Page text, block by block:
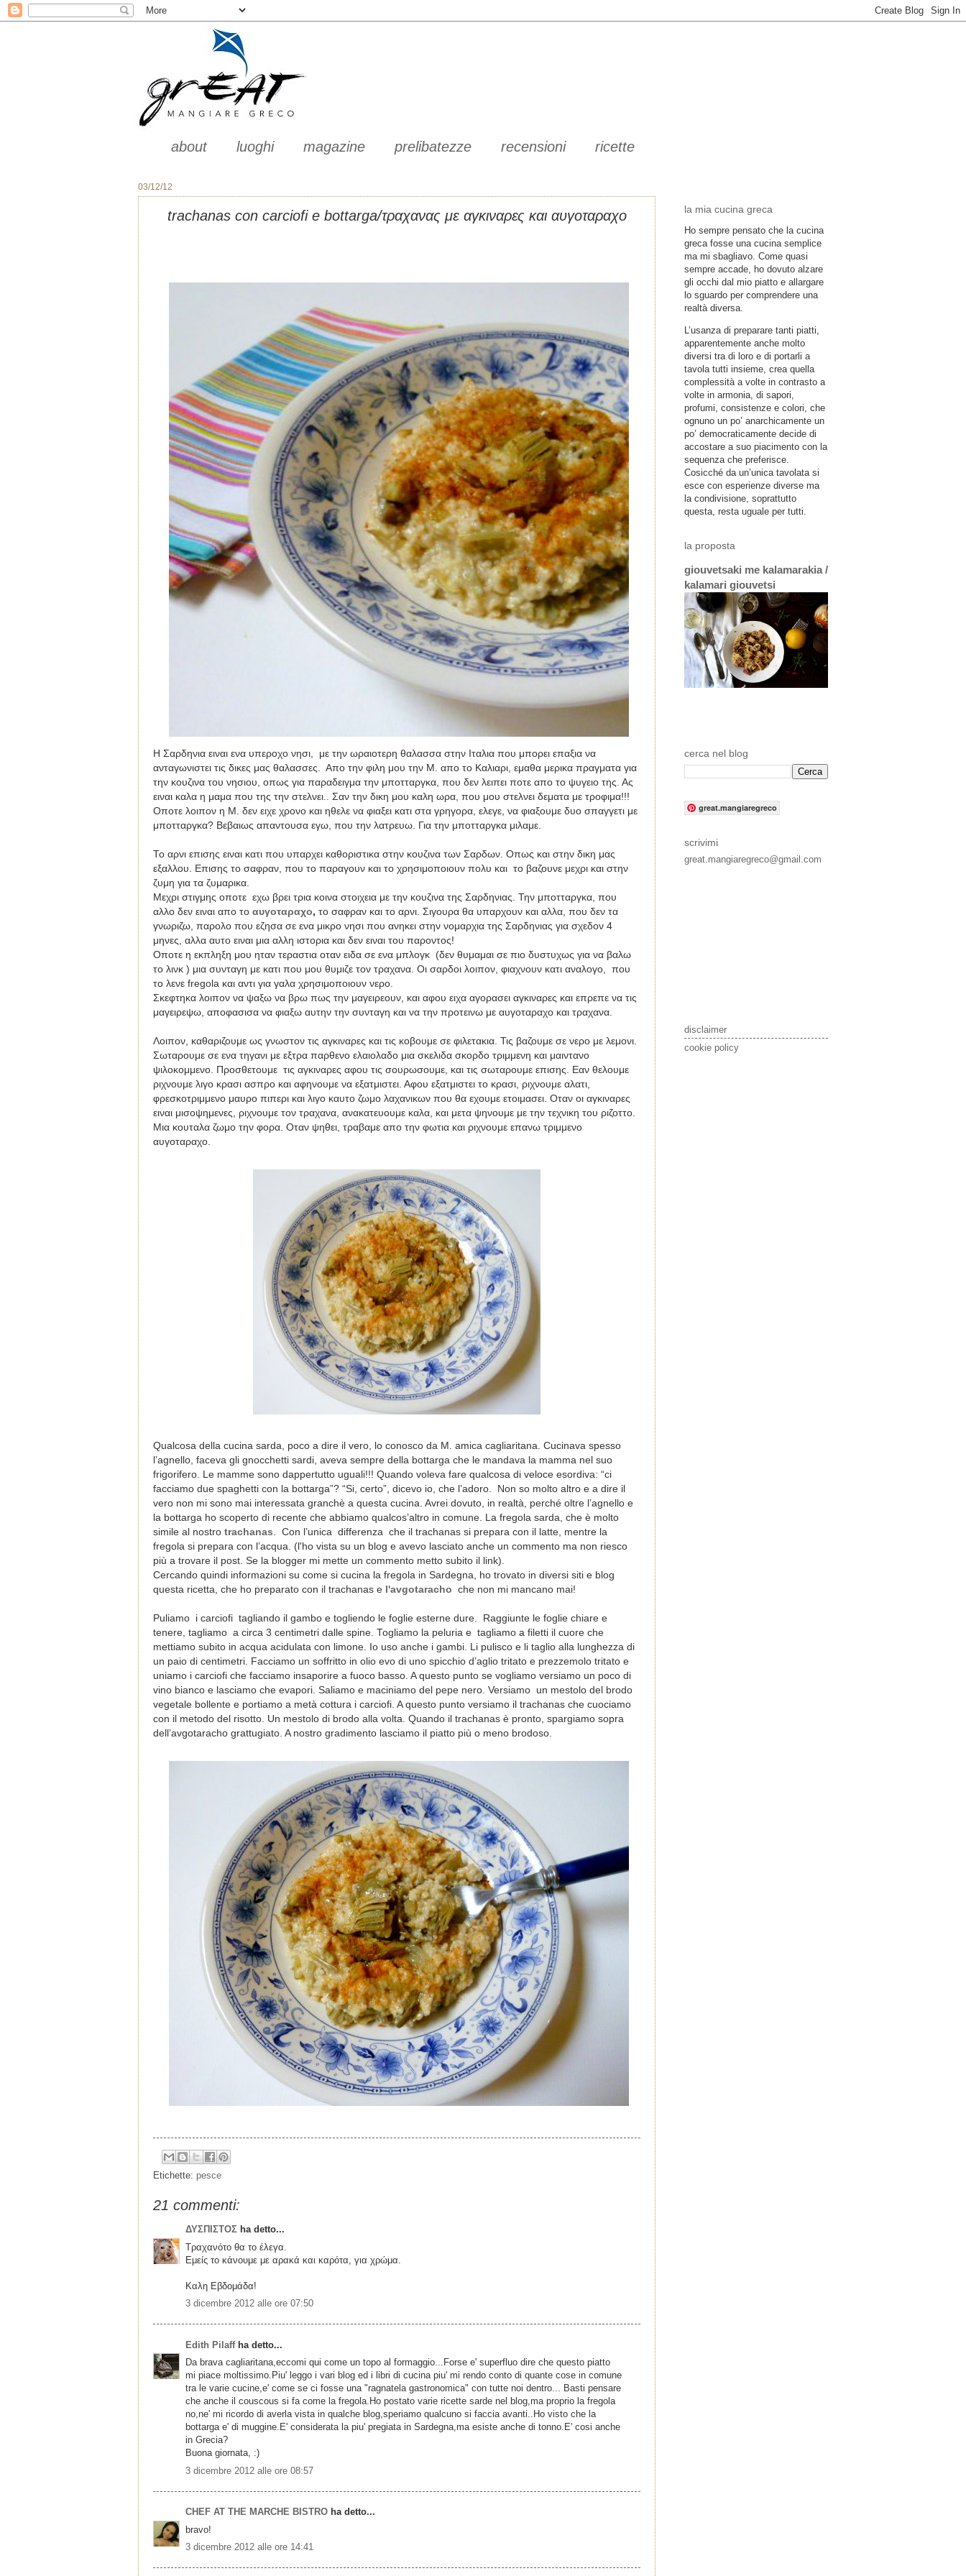
about luoghi magazine prelibatezze recensioni ricette
03/12/12
trachanas con carciofi e bottarga/τραχανας με αγκιναρες και αυγοταραχο
Η Σαρδηνια ειναι ενα υπεροχο νησι, με την ωραιοτερη θαλασσα στην Ιταλια που μπορει επαξια να
ανταγωνιστει τις δικες μας θαλασσες. Απο την φιλη μου την Μ. απο το Καλιαρι, εμαθα μερικα πραγματα για
την κουζινα του νησιου, οπως για παραδειγμα την μποτταργκα, που δεν λειπει ποτε απο το ψυγειο της. Ας
ειναι καλα η μαμα που της την στελνει.. Σαν την δικη μου καλη ωρα, που μου στελνει δεματα με τροφιμα!!!
Οποτε λοιπον η Μ. δεν ειχε χρονο και ηθελε να φιαξει κατι στα γρηγορα, ελεγε, να φιαξουμε δυο σπαγγετι με
μποτταργκα? Bεβαιως απαντουσα εγω, που την λατρευω. Για την μποτταργκα μιλαμε.
Το αρνι επισης ειναι κατι που υπαρχει καθοριστικα στην κουζινα των Σαρδων. Οπως και στην δικη μας
εξαλλου. Επισης το σαφραν, που το παραγουν και το χρησιμοποιουν πολυ και το βαζουνε μεχρι και στην
ζυμη για τα ζυμαρικα.
Mεχρι στιγμης οποτε εχω βρει τρια κοινα στοιχεια με την κουζινα της Σαρδηνιας. Την μποτταργκα, που
αλλο δεν ειναι απο το αυγοταραχο, το σαφραν και το αρνι. Σιγουρα θα υπαρχουν και αλλα, που δεν τα
γνωριζω, παρολο που εζησα σε ενα μικρο νησι που ανηκει στην νομαρχια της Σαρδηνιας για σχεδον 4
μηνες, αλλα αυτο ειναι μια αλλη ιστορια και δεν ειναι του παροντος!
Οποτε η εκπληξη μου ηταν τεραστια οταν ειδα σε ενα μπλογκ (δεν θυμαμαι σε πιο δυστυχως για να βαλω
το λινκ ) μια συνταγη με κατι που μου θυμιζε τον τραχανα. Οι σαρδοι λοιπον, φιαχνουν κατι αναλογο, που
το λενε fregola και αντι για γαλα χρησιμοποιουν νερο.
Σκεφτηκα λοιπον να ψαξω να βρω πως την μαγειρεουν, και αφου ειχα αγορασει αγκιναρες και επρεπε να τις
μαγειρεψω, αποφασισα να φιαξω αυτην την συνταγη και να την προτεινω με αυγοταραχο και τραχανα.
Λοιπον, καθαριζουμε ως γνωστον τις αγκιναρες και τις κοβουμε σε φιλετακια. Τις βαζουμε σε νερο με λεμονι.
Σωταρουμε σε ενα τηγανι με εξτρα παρθενο ελαιολαδο μια σκελιδα σκορδο τριμμενη και μαιντανο
ψιλοκομμενο. Προσθετουμε τις αγκιναρες αφου τις σουρωσουμε, και τις σωταρουμε επισης. Εαν θελουμε
ριχνουμε λιγο κρασι ασπρο και αφηνουμε να εξατμιστει. Αφου εξατμιστει το κρασι, ριχνουμε αλατι,
φρεσκοτριμμενο μαυρο πιπερι και λιγο καυτο ζωμο λαχανικων που θα εχουμε ετοιμασει. Οταν οι αγκιναρες
ειναι μισοψημενες, ριχνουμε τον τραχανα, ανακατευουμε καλα, και μετα ψηνουμε με την τεχνικη του ριζοττο.
Μια κουταλα ζωμο την φορα. Οταν ψηθει, τραβαμε απο την φωτια και ριχνουμε επανω τριμμενο
αυγοταραχο.
Qualcosa della cucina sarda, poco a dire il vero, lo conosco da M. amica cagliaritana. Cucinava spesso
l’agnello, faceva gli gnocchetti sardi, aveva sempre della bottarga che le mandava la mamma nel suo
frigorifero. Le mamme sono dappertutto uguali!!! Quando voleva fare qualcosa di veloce esordiva: “ci
facciamo due spaghetti con la bottarga”? “Si, certo”, dicevo io, che l’adoro. Non so molto altro e a dire il
vero non mi sono mai interessata granchè a questa cucina. Avrei dovuto, in realtà, perché oltre l’agnello e
la bottarga ho scoperto di recente che abbiamo qualcos’altro in comune. La fregola sarda, che è molto
simile al nostro trachanas . Con l’unica differenza che il trachanas si prepara con il latte, mentre la
fregola si prepara con l’acqua. (l'ho vista su un blog e avevo lasciato anche un commento ma non riesco
più a trovare il post. Se la blogger mi mette un commento metto subito il link).
Cercando quindi informazioni su come si cucina la fregola in Sardegna, ho trovato in diversi siti e blog
questa ricetta, che ho preparato con il trachanas e l'avgotaracho che non mi mancano mai!
Puliamo i carciofi tagliando il gambo e togliendo le foglie esterne dure. Raggiunte le foglie chiare e
tenere, tagliamo a circa 3 centimetri dalle spine. Togliamo la peluria e tagliamo a filetti il cuore che
mettiamo subito in acqua acidulata con limone. Io uso anche i gambi. Li pulisco e li taglio alla lunghezza di
un paio di centimetri. Facciamo un soffritto in olio evo di uno spicchio d’aglio tritato e prezzemolo tritato e
uniamo i carciofi che facciamo insaporire a fuoco basso. A questo punto se vogliamo versiamo un poco di
vino bianco e lasciamo che evapori. Saliamo e maciniamo del pepe nero. Versiamo un mestolo del brodo
vegetale bollente e portiamo a metà cottura i carciofi. A questo punto versiamo il trachanas che cuociamo
con il metodo del risotto. Un mestolo di brodo alla volta. Quando il trachanas è pronto, spargiamo sopra
dell’avgotaracho grattugiato. A nostro gradimento lasciamo il piatto più o meno brodoso.
Etichette: pesce
21 commenti:
ΔΥΣΠΙΣΤΟΣ ha detto...
Τραχανότο θα το έλεγα.
Εμείς το κάνουμε με αρακά και καρότα, για χρώμα.
Καλη Εβδομάδα!
3 dicembre 2012 alle ore 07:50
Edith Pilaffha detto...
Da brava cagliaritana,eccomi qui come un topo al formaggio...Forse e' superfluo dire che questo piatto
mi piace moltissimo.Piu' leggo i vari blog ed i libri di cucina piu' mi rendo conto di quante cose in comune
tra le varie cucine,e' come se ci fosse una "ragnatela gastronomica" con tutte noi dentro... Basti pensare
che anche il couscous si fa come la fregola.Ho postato varie ricette sarde nel blog,ma proprio la fregola
no,ne' mi ricordo di averla vista in qualche blog,speriamo qualcuno si faccia avanti..Ho visto che la
bottarga e' di muggine.E' considerata la piu' pregiata in Sardegna,ma esiste anche di tonno.E' cosi anche
in Grecia?
Buona giornata, :)
3 dicembre 2012 alle ore 08:57
CHEF AT THE MARCHE BISTRO ha detto...
bravo!
3 dicembre 2012 alle ore 14:41
la mia cucina greca
Ho sempre pensato che la cucina
greca fosse una cucina semplice
ma mi sbagliavo. Come quasi
sempre accade, ho dovuto alzare
gli occhi dal mio piatto e allargare
lo sguardo per comprendere una
realtà diversa.
L’usanza di preparare tanti piatti,
apparentemente anche molto
diversi tra di loro e di portarli a
tavola tutti insieme, crea quella
complessità a volte in contrasto a
volte in armonia, di sapori,
profumi, consistenze e colori, che
ognuno un po’ anarchicamente un
po’ democraticamente decide di
accostare a suo piacimento con la
sequenza che preferisce.
Cosicché da un’unica tavolata si
esce con esperienze diverse ma
la condivisione, soprattutto
questa, resta uguale per tutti.
la proposta
giouvetsaki me kalamarakia /
kalamari giouvetsi
cerca nel blog
great.mangiaregreco
scrivimi
great.mangiaregreco@gmail.com
disclaimer
cookie policy